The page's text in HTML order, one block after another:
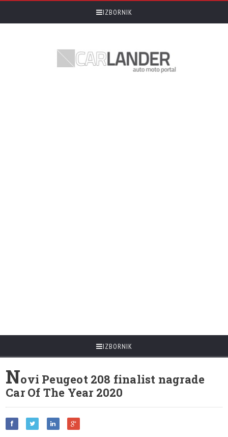
IZBORNIK
IZBORNIK
Novi Peugeot 208 finalist nagrade
Car Of The Year 2020